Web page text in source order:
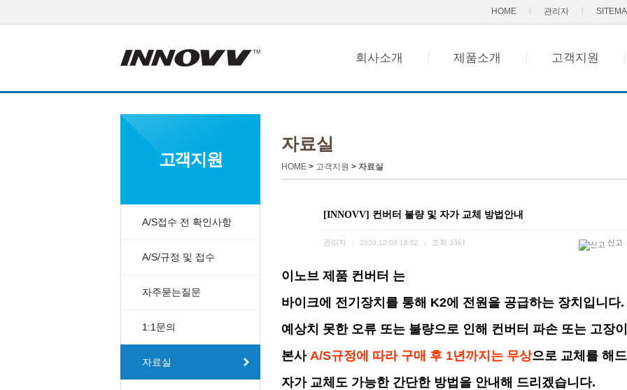
HOME 관리자
회사소개 제품소개 고객지원
자주묻는질문
1:1문의
고객지원
A/S접수 전 확인사항
A/S/규정 및 접수
자주묻는질문
1:1문의
자료실
자료실
HOME > 고객지원 > 자료실
[INNOVV] 컨버터 불량 및 자가 교체 방법안내
관리자 2020.12.08 18:02 조회 3361 신고
이노브 제품 컨버터 는
바이크에 전기장치를 통해 K2에 전원을 공급하는 장치입니다.
예상치 못한 오류 또는 불량으로 인해 컨버터 파손 또는 고장
본사 A/S규정에 따라 구매 후 1년까지는 무상으로 교체를 해
자가 교체도 가능한 간단한 방법을 안내해 드리겠습니다.